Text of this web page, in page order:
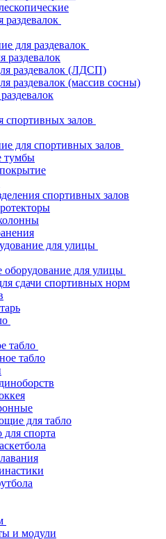
раздевалок
для раздевалок
раздевалок
раздевалок (ЛДСП)
раздевалок (массив сосны)
спортивных залов
для спортивных залов
тумбы
спортивных залов
для улицы
оборудование для улицы
сдачи спортивных норм
табло
табло
для табло
спорта
и модули